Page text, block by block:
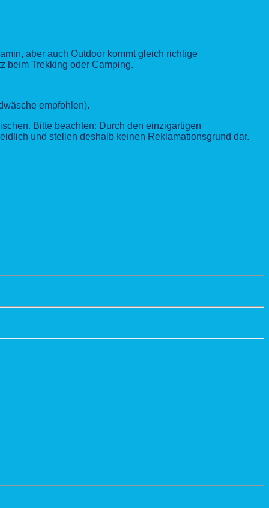
aber auch Outdoor kommt gleich richtige
beim Trekking oder Camping.
empfohlen).
Bitte beachten: Durch den einzigartigen
und stellen deshalb keinen Reklamationsgrund dar.